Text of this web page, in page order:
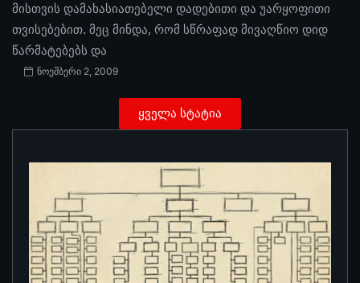
მისთვის დამახასიათებელი დადებითი და უარყოფითი
თვისებებით. მეც მინდა, რომ სწრაფად მივაღწიო დიდ
წარმატებებს და
ნოემბერი 2, 2009
ყველა სტატია